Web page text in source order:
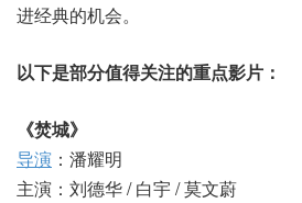
进经典的机会。
以下是部分值得关注的重点影片：
《焚城》
导演 ：潘耀明
主演：刘德华 / 白宇 / 莫文蔚